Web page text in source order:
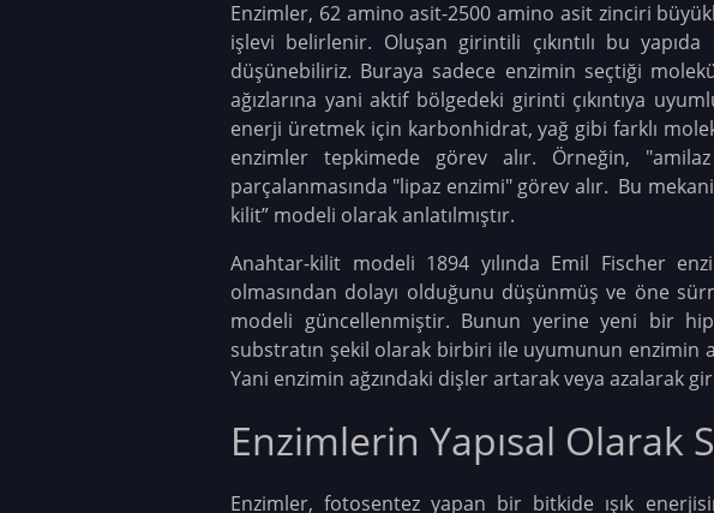
Enzimler, 62 amino asit-2500 amino asit zinciri
işlevi belirlenir. Oluşan girintili çıkıntılı bu
düşünebiliriz. Buraya sadece enzimin seçtiği
ağızlarına yani aktif bölgedeki girinti çıkıntıya
enerji üretmek için karbonhidrat, yağ gibi farklı
enzimler tepkimede görev alır. Örneğin,
parçalanmasında "lipaz enzimi" görev alır. Bu
kilit” modeli olarak anlatılmıştır.
Anahtar-kilit modeli 1894 yılında Emil Fischer
olmasından dolayı olduğunu düşünmüş ve öne
modeli güncellenmiştir. Bunun yerine yeni bir
substratın şekil olarak birbiri ile uyumunun enzimin
Yani enzimin ağzındaki dişler artarak veya azalarak
Enzimlerin Yapısal Olarak
Enzimler, fotosentez yapan bir bitkide ışık